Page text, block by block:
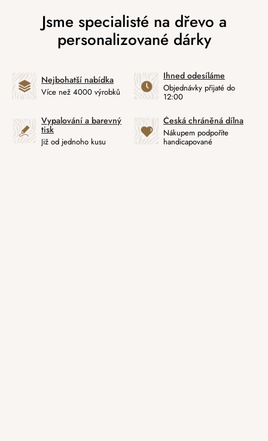
Nejbohatší nabídka
Více než 4000 výrobků
Ihned odesíláme
Objednávky přijaté do
12:00
Vypalování a barevný
tisk
Již od jednoho kusu
Česká chráněná dílna
Nákupem podpoříte
handicapované